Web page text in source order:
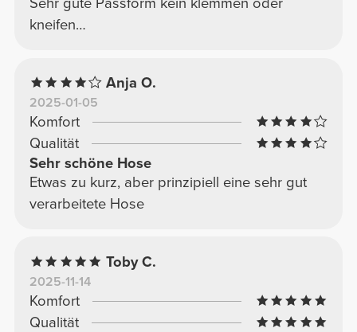
kneifen…
Anja O.
2025-01-05
Komfort
Qualität
Sehr schöne Hose
Etwas zu kurz, aber prinzipiell eine sehr gut
verarbeitete Hose
Toby C.
2025-11-14
Komfort
Qualität